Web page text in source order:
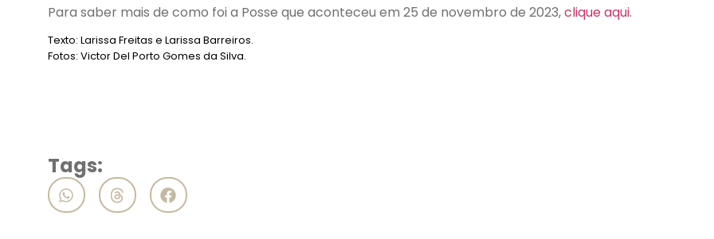
Para saber mais de como foi a Posse que aconteceu em 25 de novembro de 2023,clique aqui.
Texto: Larissa Freitas e Larissa Barreiros.
Fotos: Victor Del Porto Gomes da Silva.
Tags: